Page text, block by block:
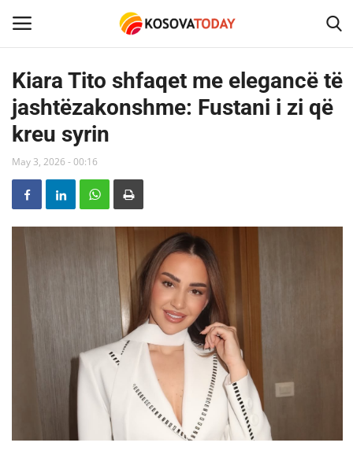
Home
KOSOVA
SHQIPERIA
MAQEDONIA
Kiara Tito shfaqet me elegancë të
jashtëzakonshme: Fustani i zi që
kreu syrin
May 3, 2026 - 00:16